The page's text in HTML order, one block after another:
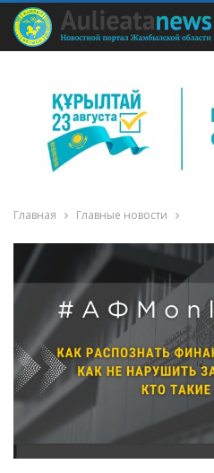
Главная Главные новости